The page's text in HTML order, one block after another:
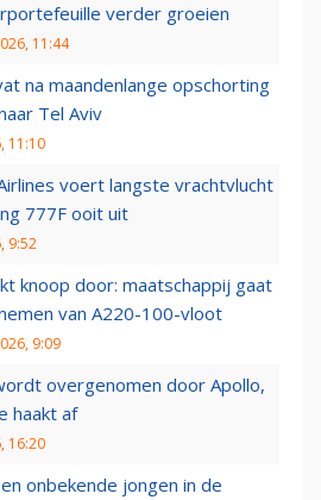
verder groeien
11:44
na maandenlange opschorting
Tel Aviv
11:10
voert langste vrachtvlucht
777F ooit uit
9:52
knoop door: maatschappij gaat
van A220-100-vloot
9:09
overgenomen door Apollo,
haakt af
16:20
onbekende jongen in de